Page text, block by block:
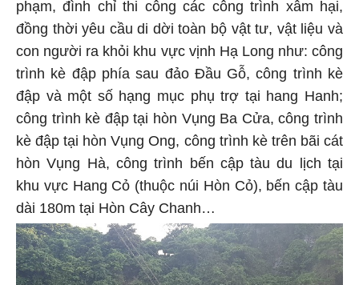
phạm, đình chỉ thi công các công trình xâm hại,
đồng thời yêu cầu di dời toàn bộ vật tư, vật liệu và
con người ra khỏi khu vực vịnh Hạ Long như: công
trình kè đập phía sau đảo Đầu Gỗ, công trình kè
đập và một số hạng mục phụ trợ tại hang Hanh;
công trình kè đập tại hòn Vụng Ba Cửa, công trình
kè đập tại hòn Vụng Ong, công trình kè trên bãi cát
hòn Vụng Hà, công trình bến cập tàu du lịch tại
khu vực Hang Cỏ (thuộc núi Hòn Cỏ), bến cập tàu
dài 180m tại Hòn Cây Chanh…